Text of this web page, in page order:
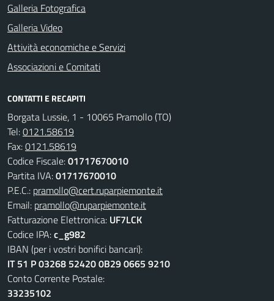
Galleria Fotografica
Galleria Video
Attività economiche e Servizi
Associazioni e Comitati
CONTATTI E RECAPITI
Borgata Lussie, 1 - 10065 Pramollo (TO)
Tel:0121.58619
Fax:0121.58619
Codice Fiscale:01717670010
Partita IVA:01717670010
P.E.C.: pramollo@cert.ruparpiemonte.it
Email: pramollo@ruparpiemonte.it
Fatturazione Elettronica: UF7LCK
Codice IPA:c_g982
IBAN (per i vostri bonifici bancari):
IT 51 P 03268 52420 0B29 0665 9210
Conto Corrente Postale:
33235102